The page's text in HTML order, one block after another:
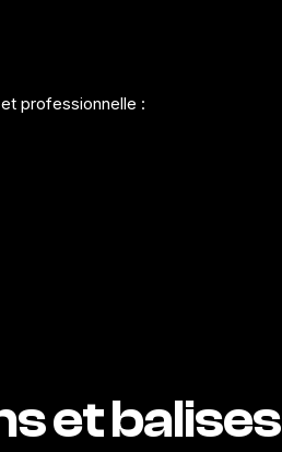
professionnelle :
et balises